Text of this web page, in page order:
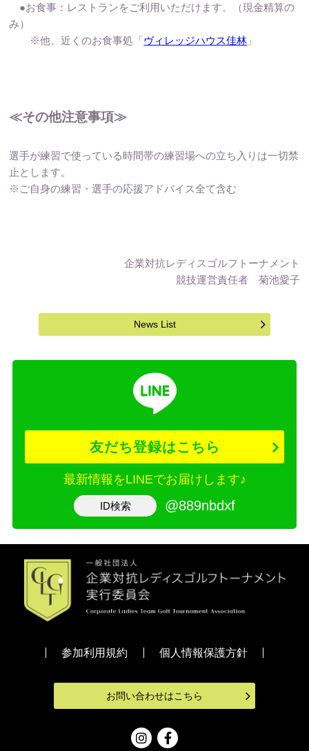
●お食事：レストランをご利用いただけます。（現金精算の
み）
※他、近くのお食事処「ヴィレッジハウス佳林 」
≪その他注意事項≫
選手が練習で使っている時間帯の練習場への立ち入りは一切禁
止とします。
※ご自身の練習・選手の応援アドバイス全て含む
企業対抗レディスゴルフトーナメント
競技運営責任者 菊池愛子
News List
友だち登録はこちら
最新情報をLINEでお届けします♪
ID検索 @889nbdxf
参加利用規約 個人情報保護方針
お問い合わせはこちら